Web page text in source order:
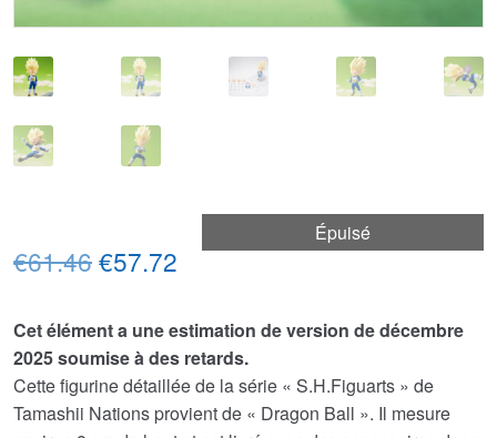
Épuisé
€61.46Le
initial
était :
€61.46.
€57.72 Le
actuel
est :
€57.72.
Cet élément a une estimation de version de décembre
2025 soumise à des retards.
Cette figurine détaillée de la série « S.H.Figuarts » de
Tamashii Nations provient de « Dragon Ball ». Il mesure